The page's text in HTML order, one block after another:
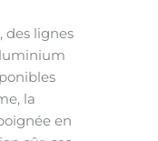
des lignes
la
en